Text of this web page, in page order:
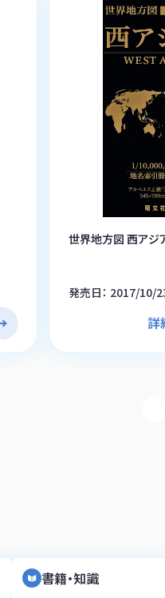
世界地方図 西アジ
発売日： 2017/10/
詳
書籍・知識